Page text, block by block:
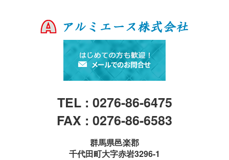
TEL : 0276-86-6475
FAX : 0276-86-6583
群馬県邑楽郡
千代田町大字赤岩3296-1